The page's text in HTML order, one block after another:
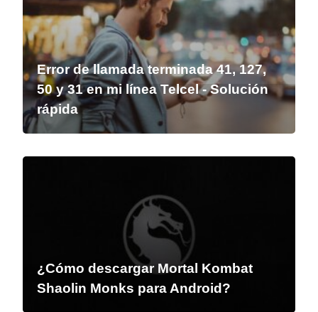
Error de llamada terminada 41, 127,
50 y 31 en mi línea Telcel - Solución
rápida
¿Cómo descargar Mortal Kombat
Shaolin Monks para Android?